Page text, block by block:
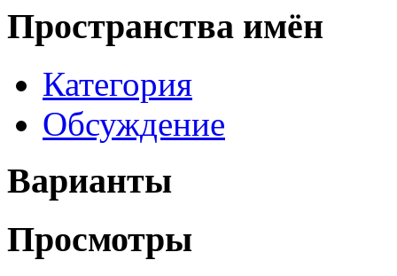
Пространства имён
Категория
Обсуждение
Варианты
Просмотры